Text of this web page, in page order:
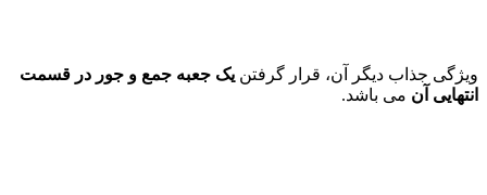
ویژگی جذاب دیگر آن، قرار گرفتن یک جعبه جمع و جور در قسمت
انتهایی آن می باشد.